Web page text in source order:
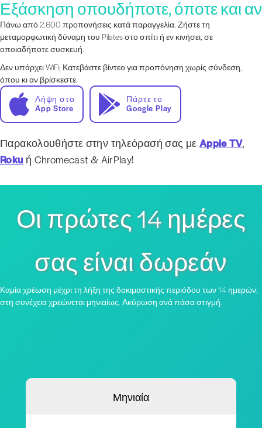
Εξάσκηση οπουδήποτε, όποτε και αν
Πάνω από 2.600 προπονήσεις κατά παραγγελία. Ζήστε τη
μεταμορφωτική δύναμη του Pilates στο σπίτι ή εν κινήσει, σε
οποιαδήποτε συσκευή.
Δεν υπάρχει WiFi; Κατεβάστε βίντεο για προπόνηση χωρίς σύνδεση,
όπου κι αν βρίσκεστε.
Λήψη στο
App Store
Πάρτε το
Google Play
Παρακολουθήστε στην τηλεόρασή σας με Apple TV,
Roku ή Chromecast & AirPlay!
Οι πρώτες 14 ημέρες
σας είναι δωρεάν
Καμία χρέωση μέχρι τη λήξη της δοκιμαστικής περιόδου των 14 ημερών,
στη συνέχεια χρεώνεται μηνιαίως. Ακύρωση ανά πάσα στιγμή.
Μηνιαία